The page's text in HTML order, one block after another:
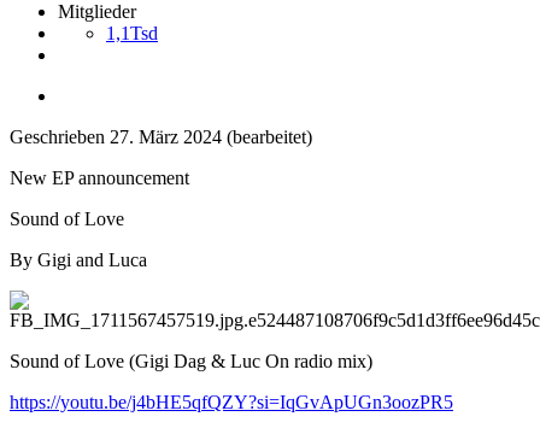
Mitglieder
1,1Tsd
Geschrieben 27. März 2024 (bearbeitet)
New EP announcement
Sound of Love
By Gigi and Luca
Sound of Love (Gigi Dag & Luc On radio mix)
https://youtu.be/j4bHE5qfQZY?si=IqGvApUGn3oozPR5